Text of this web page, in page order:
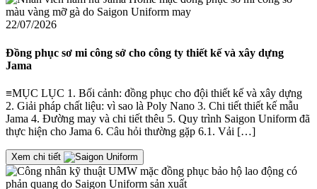
22/07/2026
Đồng phục sơ mi công sở cho công ty thiết kế và xây dựng
Jama
≡MỤC LỤC 1. Bối cảnh: đồng phục cho đội thiết kế và xây dựng
2. Giải pháp chất liệu: vì sao là Poly Nano 3. Chi tiết thiết kế mẫu
Jama 4. Đường may và chi tiết thêu 5. Quy trình Saigon Uniform đã
thực hiện cho Jama 6. Câu hỏi thường gặp 6.1. Vải […]
Xem chi tiết